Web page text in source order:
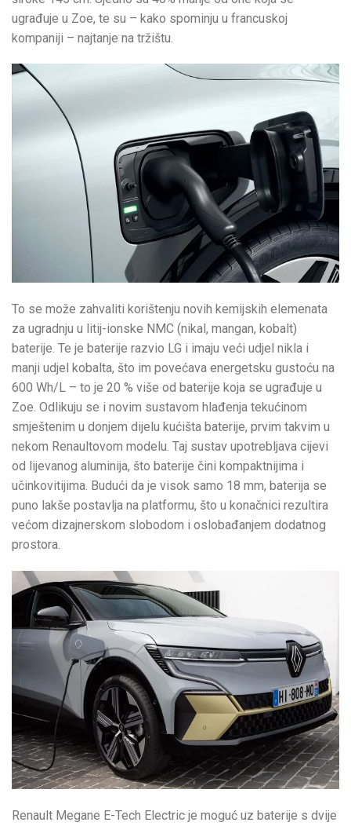
ugrađuje u Zoe, te su – kako spominju u francuskoj
kompaniji – najtanje na tržištu.
To se može zahvaliti korištenju novih kemijskih elemenata
za ugradnju u litij-ionske NMC (nikal, mangan, kobalt)
baterije. Te je baterije razvio LG i imaju veći udjel nikla i
manji udjel kobalta, što im povećava energetsku gustoću na
600 Wh/L – to je 20 % više od baterije koja se ugrađuje u
Zoe. Odlikuju se i novim sustavom hlađenja tekućinom
smještenim u donjem dijelu kućišta baterije, prvim takvim u
nekom Renaultovom modelu. Taj sustav upotrebljava cijevi
od lijevanog aluminija, što baterije čini kompaktnijima i
učinkovitijima. Budući da je visok samo 18 mm, baterija se
puno lakše postavlja na platformu, što u konačnici rezultira
većom dizajnerskom slobodom i oslobađanjem dodatnog
prostora.
Renault Megane E-Tech Electric je moguć uz baterije s dvije